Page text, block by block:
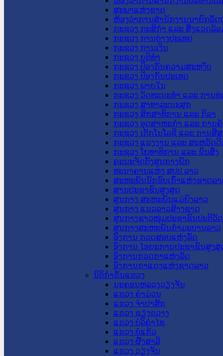
ສະພາແຫ່ງຊາດ
ຫ້ອງວ່າການສຳນັກງານນາຍົກລັດ
ກະຊວງ ກະສິກຳ ແລະ ສິ່ງແວດລ້ອ
ກະຊວງ ການຕ່າງປະເທດ
ກະຊວງ ການເງິນ
ກະຊວງ ຍຸຕິທໍາ
ກະຊວງ ປ້ອງກັນຄວາມສະຫງົບ
ກະຊວງ ປ້ອງກັນປະເທດ
ກະຊວງ ພາຍໃນ
ກະຊວງ ວັດທະນະທຳ ແລະ ການທ່
ກະຊວງ ສາທາລະນະສຸກ
ກະຊວງ ສຶກສາທິການ ແລະ ກິລາ
ກະຊວງ ອຸດສາຫະກຳ ແລະ ການ
ກະຊວງ ເຕັກໂນໂລຊີ ແລະ ການສື່
ກະຊວງ ແຮງງານ ແລະ ສະຫວັດ
ກະຊວງ ໂຍທາທິການ ແລະ ຂົນສົ່ງ
ຄະນະຈັດຕັ້ງສູນກາງພັກ
ທະນາຄານແຫ່ງ ສປປ ລາວ
ສະຫະພັນນັກຮົບເກົ່າແຫ່ງຊາດລາ
ສານປະຊາຊົນສູງສຸດ
ສູນກາງ ສະຫະພັນແມ່ຍິງລາວ
ສູນກາງ ແນວລາວສ້າງຊາດ
ສູນກາງຊາວໜຸ່ມປະຊາຊົນປະຕິວັ
ສູນກາງສະຫະພັນກຳມະບານລາວ
ອົງການ ກວດສອບແຫ່ງລັດ
ອົງການ ໄອຍະການປະຊາຊົນສູງສຸ
ອົງການກວດກາແຫ່ງລັດ
ອົງການກາແດງແຫ່ງຊາດລາວ
ນິຕິກໍາຂັ້ນແຂວງ
ນະ​ຄອນ​ຫລວງວຽງຈັນ
ແຂວງ ຄໍາມ່ວນ
ແຂວງ ຈໍາປາສັກ
ແຂວງ ຊຽງຂວາງ
ແຂວງ ບໍລິຄໍາໄຊ
ແຂວງ ບໍ່ແກ້ວ
ແຂວງ ຜົ້ງສາລີ
ແຂວງ ວຽງຈັນ